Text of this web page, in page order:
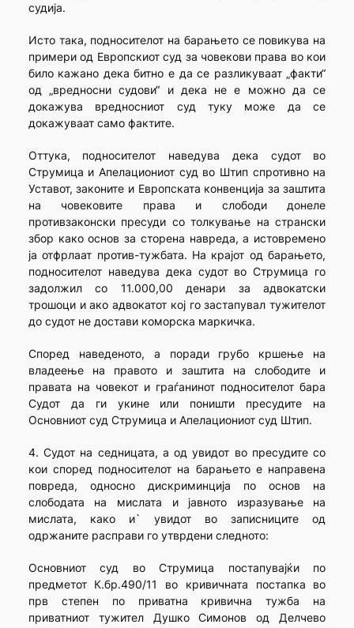
судија.
Исто така, подносителот на барањето се повикува на
примери од Европскиот суд за човекови права во кои
било кажано дека битно е да се разликуваат „факти“
од „вредносни судови“ и дека не е можно да се
докажува вредносниот суд туку може да се
докажуваат само фактите.
Оттука, подносителот наведува дека судот во
Струмица и Апелациониот суд во Штип спротивно на
Уставот, законите и Европската конвенција за заштита
на човековите права и слободи донеле
противзаконски пресуди со толкување на странски
збор како основ за сторена навреда, а истовремено
ја отфрлаат против-тужбата. На крајот од барањето,
подносителот наведува дека судот во Струмица го
задолжил со 11.000,00 денари за адвокатски
трошоци и ако адвокатот кој го застапувал тужителот
до судот не достави коморска маркичка.
Според наведеното, а поради грубо кршење на
владеење на правото и заштита на слободите и
правата на човекот и граѓанинот подносителот бара
Судот да ги укине или поништи пресудите на
Основниот суд Струмица и Апелациониот суд Штип.
4. Судот на седницата, а од увидот во пресудите со
кои според подносителот на барањето е направена
повреда, односно дискриминција по основ на
слободата на мислата и јавното изразување на
мислата, како и` увидот во записниците од
одржаните расправи го утврдени следното:
Основниот суд во Струмица постапувајќи по
предметот К.бр.490/11 во кривичната постапка во
прв степен по приватна кривична тужба на
приватниот тужител Душко Симонов од Делчево